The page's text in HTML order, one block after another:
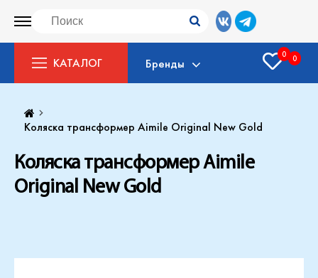
КАТАЛОГ Бренды
0 0
Коляска трансформер Aimile Original New Gold
Коляска трансформер Aimile
Original New Gold